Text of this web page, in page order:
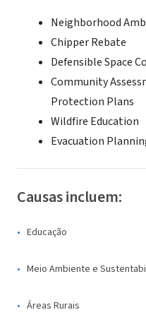
Neighborhood
Chipper Rebate
Defensible Space
Community
Protection Plans
Wildfire Education
Evacuation
Causas incluem:
Educação
Meio Ambiente e
Áreas Rurais